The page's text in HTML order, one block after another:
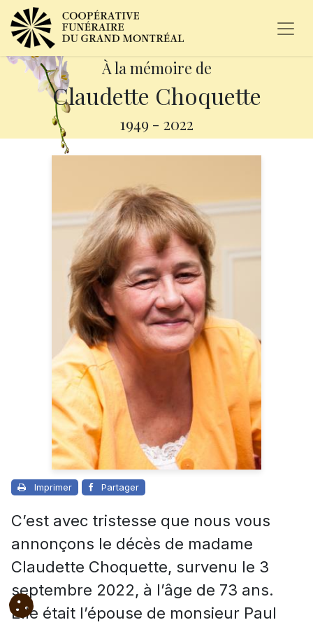
À la mémoire de
Claudette Choquette
1949 - 2022
Imprimer Partager
C’est avec tristesse que nous vous
annonçons le décès de madame
Claudette Choquette, survenu le 3
septembre 2022, à l’âge de 73 ans.
Elle était l’épouse de monsieur Paul